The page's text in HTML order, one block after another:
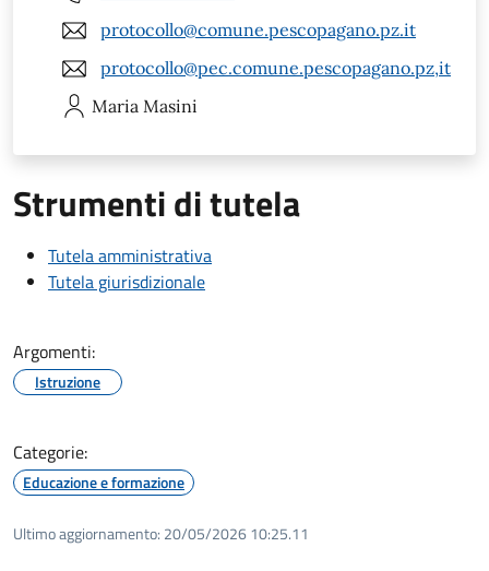
protocollo@comune.pescopagano.pz.it
protocollo@pec.comune.pescopagano.pz,it
Maria Masini
Strumenti di tutela
Tutela amministrativa
Tutela giurisdizionale
Argomenti:
Istruzione
Categorie:
Educazione e formazione
Ultimo aggiornamento: 20/05/2026 10:25.11